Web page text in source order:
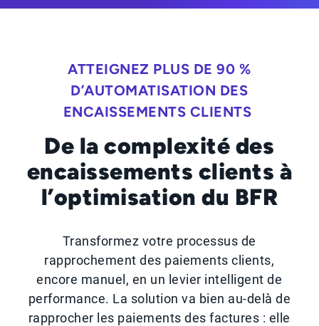
ATTEIGNEZ PLUS DE 90 %
D’AUTOMATISATION DES
ENCAISSEMENTS CLIENTS
De la complexité des
encaissements clients à
l’optimisation du BFR
Transformez votre processus de
rapprochement des paiements clients,
encore manuel, en un levier intelligent de
performance. La solution va bien au-delà de
rapprocher les paiements des factures : elle